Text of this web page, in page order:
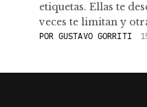
etiquetas. Ellas te
veces te limitan y
POR GUSTAVO GORRITI